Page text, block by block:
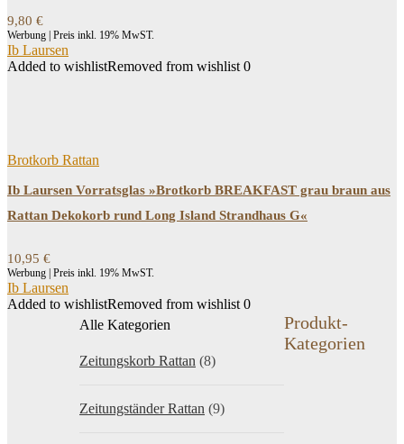
9,80 €
Werbung | Preis inkl. 19% MwST.
Ib Laursen
Added to wishlistRemoved from wishlist 0
Brotkorb Rattan
Ib Laursen Vorratsglas »Brotkorb BREAKFAST grau braun aus
Rattan Dekokorb rund Long Island Strandhaus G«
10,95 €
Werbung | Preis inkl. 19% MwST.
Ib Laursen
Added to wishlistRemoved from wishlist 0
Alle Kategorien
Zeitungskorb Rattan (8)
Zeitungständer Rattan (9)
Produkt-
Kategorien